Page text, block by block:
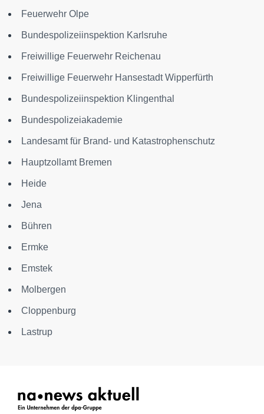
Feuerwehr Olpe
Bundespolizeiinspektion Karlsruhe
Freiwillige Feuerwehr Reichenau
Freiwillige Feuerwehr Hansestadt Wipperfürth
Bundespolizeiinspektion Klingenthal
Bundespolizeiakademie
Landesamt für Brand- und Katastrophenschutz
Hauptzollamt Bremen
Heide
Jena
Bühren
Ermke
Emstek
Molbergen
Cloppenburg
Lastrup